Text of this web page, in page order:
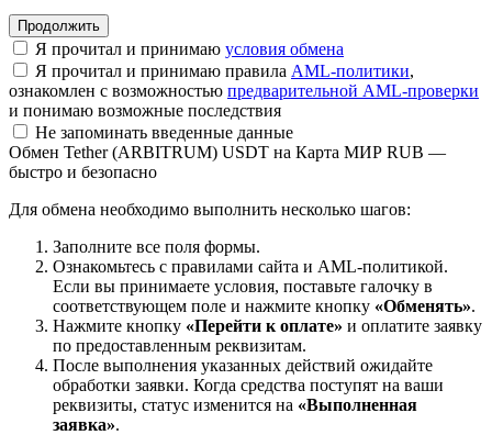
Я прочитал и принимаю условия обмена
Я прочитал и принимаю правила AML-политики,
ознакомлен с возможностью предварительной AML-проверки
и понимаю возможные последствия
Не запоминать введенные данные
Обмен Tether (ARBITRUM) USDT на Карта МИР RUB —
быстро и безопасно
Для обмена необходимо выполнить несколько шагов:
Заполните все поля формы.
Ознакомьтесь с правилами сайта и AML-политикой.
Если вы принимаете условия, поставьте галочку в
соответствующем поле и нажмите кнопку «Обменять».
Нажмите кнопку «Перейти к оплате» и оплатите заявку
по предоставленным реквизитам.
После выполнения указанных действий ожидайте
обработки заявки. Когда средства поступят на ваши
реквизиты, статус изменится на «Выполненная
заявка».